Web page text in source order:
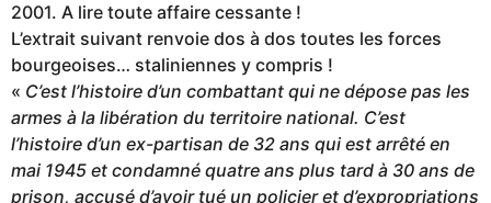
2001. A lire toute affaire cessante !
L’extrait suivant renvoie dos à dos toutes les forces
bourgeoises… staliniennes y compris !
« C’est l’histoire d’un combattant qui ne dépose pas les
armes à la libération du territoire national. C’est
l’histoire d’un ex-partisan de 32 ans qui est arrêté en
mai 1945 et condamné quatre ans plus tard à 30 ans de
prison, accusé d’avoir tué un policier et d’expropriations